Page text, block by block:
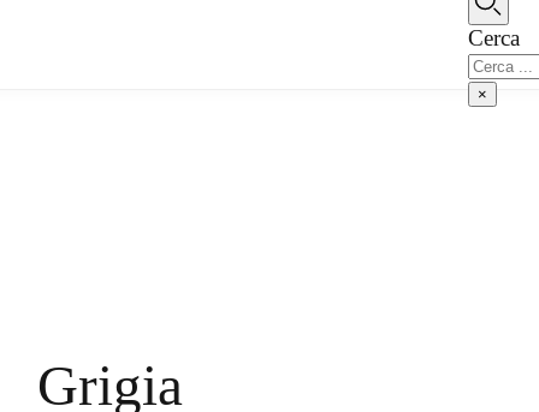
Cerca
Cerca
×
Grigia